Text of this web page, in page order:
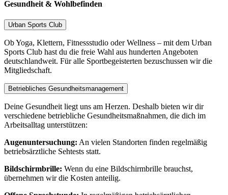
Gesundheit & Wohlbefinden
Urban Sports Club
Ob Yoga, Klettern, Fitnessstudio oder Wellness – mit dem Urban
Sports Club hast du die freie Wahl aus hunderten Angeboten
deutschlandweit. Für alle Sportbegeisterten bezuschussen wir die
Mitgliedschaft.
Betriebliches Gesundheitsmanagement
Deine Gesundheit liegt uns am Herzen. Deshalb bieten wir dir
verschiedene betriebliche Gesundheitsmaßnahmen, die dich im
Arbeitsalltag unterstützen:
Augenuntersuchung: An vielen Standorten finden regelmäßig
betriebsärztliche Sehtests statt.
Bildschirmbrille: Wenn du eine Bildschirmbrille brauchst,
übernehmen wir die Kosten anteilig.